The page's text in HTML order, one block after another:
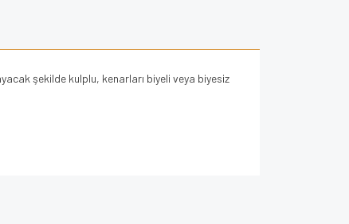
şekilde kulplu, kenarları biyeli veya biyesiz